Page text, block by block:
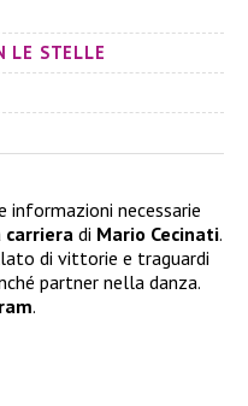
LE STELLE
necessarie
carriera di Mario Cecinati.
di vittorie e traguardi
partner nella danza.
.